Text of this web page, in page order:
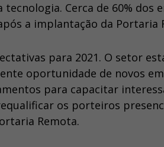
tecnologia. Cerca de 60%
a implantação da Portaria
para 2021. O setor
oportunidade de novos
para capacitar
os porteiros
Remota.